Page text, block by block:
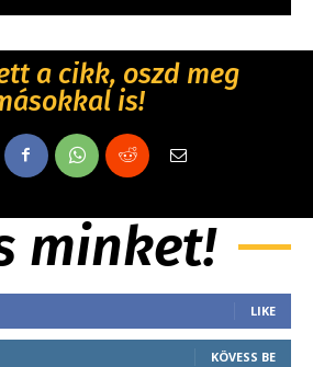
a cikk, oszd meg
is!
minket!
LIKE
KÖVESS BE